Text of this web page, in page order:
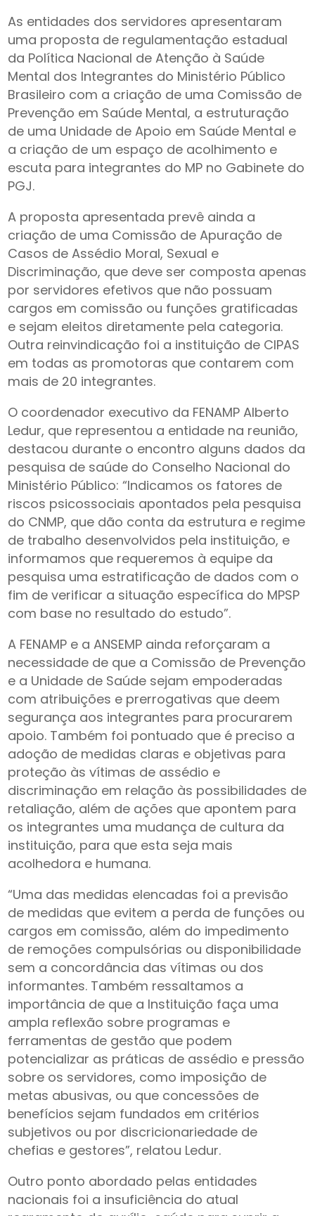
As entidades dos servidores apresentaram
uma proposta de regulamentação estadual
da Política Nacional de Atenção à Saúde
Mental dos Integrantes do Ministério Público
Brasileiro com a criação de uma Comissão de
Prevenção em Saúde Mental, a estruturação
de uma Unidade de Apoio em Saúde Mental e
a criação de um espaço de acolhimento e
escuta para integrantes do MP no Gabinete do
PGJ.
A proposta apresentada prevê ainda a
criação de uma Comissão de Apuração de
Casos de Assédio Moral, Sexual e
Discriminação, que deve ser composta apenas
por servidores efetivos que não possuam
cargos em comissão ou funções gratificadas
e sejam eleitos diretamente pela categoria.
Outra reinvindicação foi a instituição de CIPAS
em todas as promotoras que contarem com
mais de 20 integrantes.
O coordenador executivo da FENAMP Alberto
Ledur, que representou a entidade na reunião,
destacou durante o encontro alguns dados da
pesquisa de saúde do Conselho Nacional do
Ministério Público: “Indicamos os fatores de
riscos psicossociais apontados pela pesquisa
do CNMP, que dão conta da estrutura e regime
de trabalho desenvolvidos pela instituição, e
informamos que requeremos à equipe da
pesquisa uma estratificação de dados com o
fim de verificar a situação específica do MPSP
com base no resultado do estudo”.
A FENAMP e a ANSEMP ainda reforçaram a
necessidade de que a Comissão de Prevenção
e a Unidade de Saúde sejam empoderadas
com atribuições e prerrogativas que deem
segurança aos integrantes para procurarem
apoio. Também foi pontuado que é preciso a
adoção de medidas claras e objetivas para
proteção às vítimas de assédio e
discriminação em relação às possibilidades de
retaliação, além de ações que apontem para
os integrantes uma mudança de cultura da
instituição, para que esta seja mais
acolhedora e humana.
“Uma das medidas elencadas foi a previsão
de medidas que evitem a perda de funções ou
cargos em comissão, além do impedimento
de remoções compulsórias ou disponibilidade
sem a concordância das vítimas ou dos
informantes. Também ressaltamos a
importância de que a Instituição faça uma
ampla reflexão sobre programas e
ferramentas de gestão que podem
potencializar as práticas de assédio e pressão
sobre os servidores, como imposição de
metas abusivas, ou que concessões de
benefícios sejam fundados em critérios
subjetivos ou por discricionariedade de
chefias e gestores”, relatou Ledur.
Outro ponto abordado pelas entidades
nacionais foi a insuficiência do atual